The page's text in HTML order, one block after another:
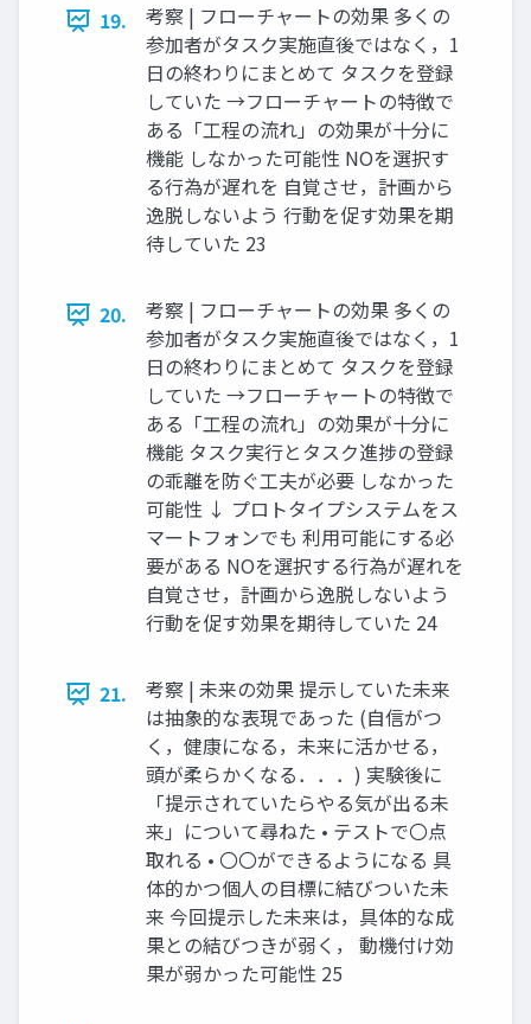
19.
考察 | フローチャートの効果 多くの
参加者がタスク実施直後ではなく，1
日の終わりにまとめて タスクを登録
していた →フローチャートの特徴で
ある「工程の流れ」の効果が十分に
機能 しなかった可能性 NOを選択す
る行為が遅れを 自覚させ，計画から
逸脱しないよう 行動を促す効果を期
待していた 23
20.
考察 | フローチャートの効果 多くの
参加者がタスク実施直後ではなく，1
日の終わりにまとめて タスクを登録
していた →フローチャートの特徴で
ある「工程の流れ」の効果が十分に
機能 タスク実行とタスク進捗の登録
の乖離を防ぐ工夫が必要 しなかった
可能性 ↓ プロトタイプシステムをス
マートフォンでも 利用可能にする必
要がある NOを選択する行為が遅れを
自覚させ，計画から逸脱しないよう
行動を促す効果を期待していた 24
21.
考察 | 未来の効果 提示していた未来
は抽象的な表現であった (自信がつ
く，健康になる，未来に活かせる，
頭が柔らかくなる．．．) 実験後に
「提示されていたらやる気が出る未
来」について尋ねた • テストで〇点
取れる • 〇〇ができるようになる 具
体的かつ個人の目標に結びついた未
来 今回提示した未来は，具体的な成
果との結びつきが弱く， 動機付け効
果が弱かった可能性 25